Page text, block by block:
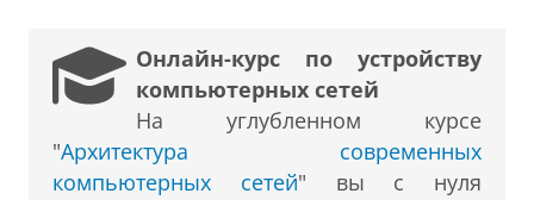
Онлайн-курс по устройству
компьютерных сетей
На углубленном курсе
"Архитектура современных
компьютерных сетей" вы с нуля